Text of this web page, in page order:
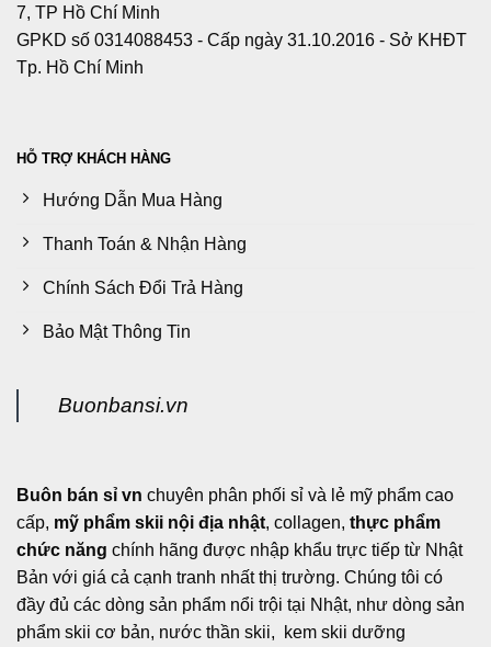
7, TP Hồ Chí Minh
GPKD số 0314088453 - Cấp ngày 31.10.2016 - Sở KHĐT
Tp. Hồ Chí Minh
HỖ TRỢ KHÁCH HÀNG
Hướng Dẫn Mua Hàng
Thanh Toán & Nhận Hàng
Chính Sách Đổi Trả Hàng
Bảo Mật Thông Tin
Buonbansi.vn
Buôn bán sỉ vn chuyên phân phối sỉ và lẻ mỹ phẩm cao
cấp, mỹ phẩm skii nội địa nhật, collagen, thực phẩm
chức năng chính hãng được nhập khẩu trực tiếp từ Nhật
Bản với giá cả cạnh tranh nhất thị trường. Chúng tôi có
đầy đủ các dòng sản phẩm nổi trội tại Nhật, như dòng sản
phẩm skii cơ bản, nước thần skii, kem skii dưỡng